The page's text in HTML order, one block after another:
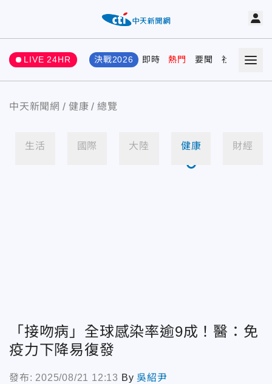
LIVE 24HR 決戰2026 即時 熱門 要聞 社會 娛樂
中天新聞網 健康 總覽
生活 國際 大陸 健康 財經
「接吻病」全球感染率逾9成！醫：免
疫力下降易復發
發布: 2025/08/21 12:13 By 吳紹尹